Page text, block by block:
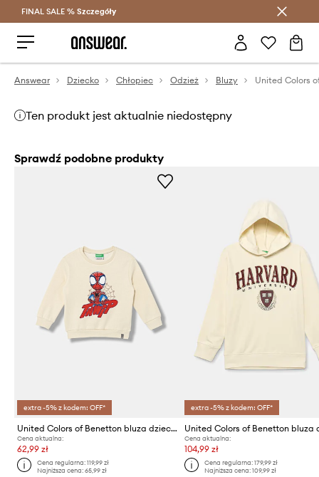
Oszczędzaj z Answear Club >
FINAL SALE % Szczegóły
Answear Dziecko Chłopiec Odzież Bluzy
Ten produkt jest aktualnie niedostępny
Sprawdź podobne produkty
extra -5% z kodem: OFF*
United Colors of Benetton bluza dziecięca
Cena aktualna:
62,99 zł
Cena regularna:119,99 zł
Najniższa cena:65,99 zł
extra -5% z kodem: OFF*
Cena aktualna:
104,99 zł
Cena regularna: 179,99 zł
Najniższa cena: 109,99 zł